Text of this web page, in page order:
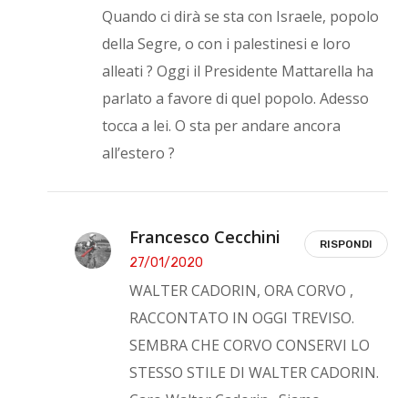
Quando ci dirà se sta con Israele, popolo
della Segre, o con i palestinesi e loro
alleati ? Oggi il Presidente Mattarella ha
parlato a favore di quel popolo. Adesso
tocca a lei. O sta per andare ancora
all’estero ?
Francesco Cecchini
27/01/2020
WALTER CADORIN, ORA CORVO ,
RACCONTATO IN OGGI TREVISO.
SEMBRA CHE CORVO CONSERVI LO
STESSO STILE DI WALTER CADORIN.
RISPONDI